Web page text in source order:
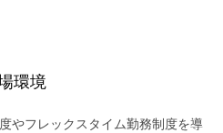
環境
やフレックスタイム勤務制度を導